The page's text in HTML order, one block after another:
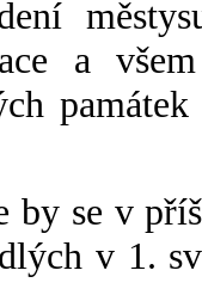
a
by se v
v 1.